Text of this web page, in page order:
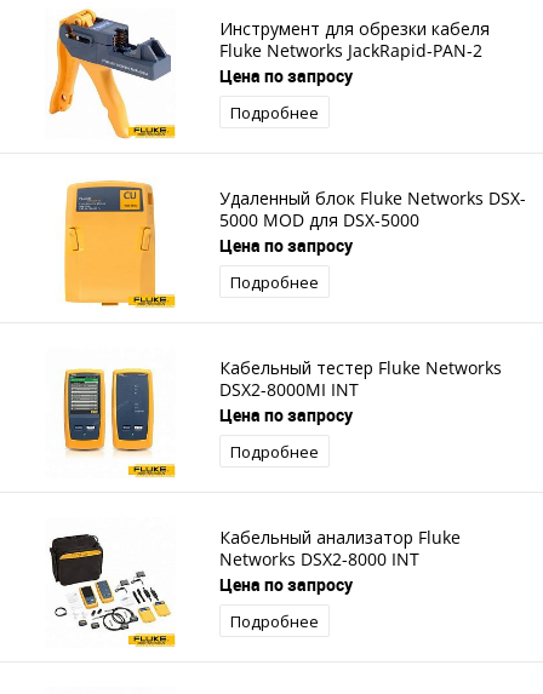
Инструмент для обрезки кабеля
Fluke Networks JackRapid-PAN-2
Цена по запросу
Подробнее
Удаленный блок Fluke Networks DSX-
5000 MOD для DSX-5000
Цена по запросу
Подробнее
Кабельный тестер Fluke Networks
DSX2-8000MI INT
Цена по запросу
Подробнее
Кабельный анализатор Fluke
Networks DSX2-8000 INT
Цена по запросу
Подробнее